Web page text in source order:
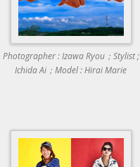
Photographer : Izawa Ryou；Stylist ;
Ichida Ai；Model : Hirai Marie